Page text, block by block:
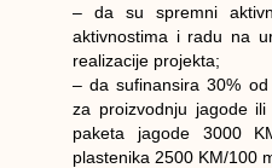
– da su spremni
aktivnostima i radu na
realizacije projekta;
– da sufinansira 30%
za proizvodnju jagode
paketa jagode 3000
plastenika 2500 KM/100